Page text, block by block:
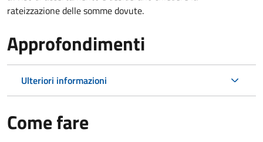
rateizzazione delle somme dovute.
Approfondimenti
Ulteriori informazioni
Come fare